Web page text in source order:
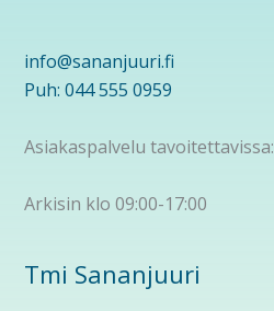
info@sananjuuri.fi
Puh: 044 555 0959
Asiakaspalvelu tavoitettavissa:
Arkisin klo 09:00-17:00
Tmi Sananjuuri